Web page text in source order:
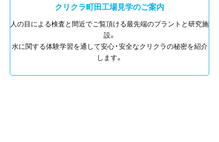
クリクラ町田工場見学のご案内
人の目による検査と間近でご覧頂ける最先端のプラントと研究施
設。
水に関する体験学習を通して安心・安全なクリクラの秘密を紹介
します。